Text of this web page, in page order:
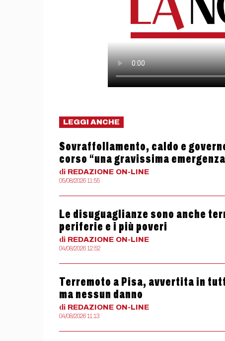
LEGGI ANCHE
Sovraffollamento, caldo e
corso “una gravissima
di REDAZIONE ON-LINE
05/08/2026 11:55
Le disuguaglianze sono anche
periferie e i più poveri
di REDAZIONE ON-LINE
04/08/2026 12:52
Terremoto a Pisa, avvertita in
ma nessun danno
di REDAZIONE ON-LINE
04/08/2026 11:13